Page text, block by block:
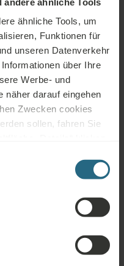
ähnliche Tools, um
Funktionen für
unseren Datenverkehr
über Ihre
Werbe- und
näher darauf eingehen
Zwecken cookies
sollen, fahren Sie